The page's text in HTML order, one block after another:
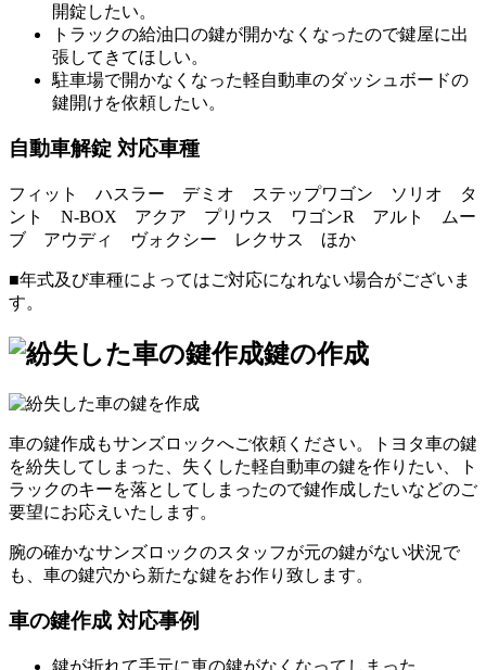
開錠したい。
トラックの給油口の鍵が開かなくなったので鍵屋に出
張してきてほしい。
駐車場で開かなくなった軽自動車のダッシュボードの
鍵開けを依頼したい。
自動車解錠 対応車種
フィット ハスラー デミオ ステップワゴン ソリオ タ
ント N-BOX アクア プリウス ワゴンR アルト ムー
ブ アウディ ヴォクシー レクサス ほか
■年式及び車種によってはご対応になれない場合がございま
す。
鍵の作成
車の鍵作成もサンズロックへご依頼ください。トヨタ車の鍵
を紛失してしまった、失くした軽自動車の鍵を作りたい、ト
ラックのキーを落としてしまったので鍵作成したいなどのご
要望にお応えいたします。
腕の確かなサンズロックのスタッフが元の鍵がない状況で
も、車の鍵穴から新たな鍵をお作り致します。
車の鍵作成 対応事例